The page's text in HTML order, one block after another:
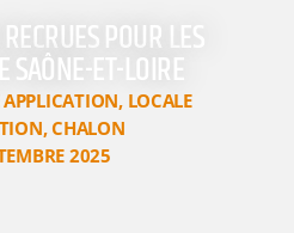
POUR LES
SAÔNE-ET-LOIRE
APPLICATION, LOCALE
,CHALON
2025